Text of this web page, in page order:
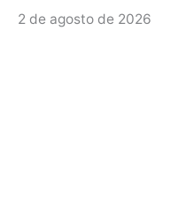
2 de agosto de 2026